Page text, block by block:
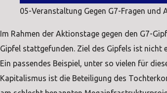
Player
05-Veranstaltung Gegen G7-Fragen und
Im Rahmen der Aktionstage gegen den G7-
Gipfel stattgefunden. Ziel des Gipfels ist nicht
Ein passendes Beispiel, unter so vielen für
Kapitalismus ist die Beteiligung des